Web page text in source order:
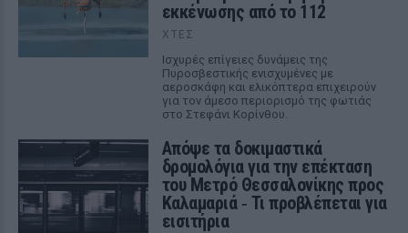
εκκένωσης από το 112
ΧΤΕΣ
Ισχυρές επίγειες δυνάμεις της
Πυροσβεστικής ενισχυμένες με
αεροσκάφη και ελικόπτερα επιχειρούν
για τον άμεσο περιορισμό της φωτιάς
στο Στεφάνι Κορίνθου.
Απόψε τα δοκιμαστικά
δρομολόγια για την επέκταση
του Μετρό Θεσσαλονίκης προς
Καλαμαριά ‑ Τι προβλέπεται για
εισιτήρια